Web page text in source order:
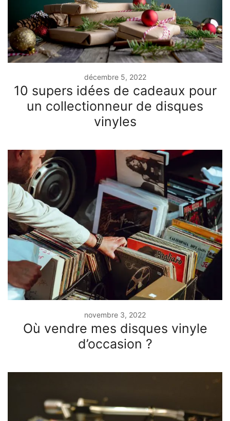
décembre 5, 2022
10 supers idées de cadeaux pour
un collectionneur de disques
vinyles
novembre 3, 2022
Où vendre mes disques vinyle
d’occasion ?